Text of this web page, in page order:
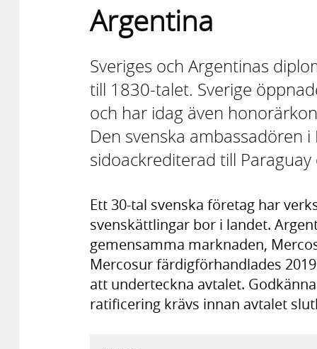
Argentina
Sveriges och Argentinas
till 1830-talet. Sverige
och har idag även
Den svenska ambassadören
sidoackrediterad till Paraguay
Ett 30-tal svenska företag har
svenskättlingar bor i landet.
gemensamma marknaden,
Mercosur färdigförhandlades
att underteckna avtalet.
ratificering krävs innan avtalet